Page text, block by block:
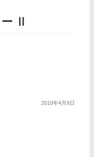
Ⅱ
2010年4月9日